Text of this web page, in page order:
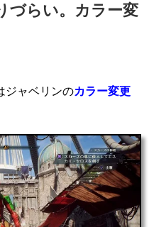
づらい。カラー変
ジャベリンのカラー変更